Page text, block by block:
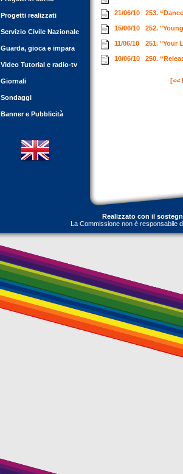
Progetti realizzati
Servizio Civile Nazionale
Guarda, gioca e impara
Video Tutorial e radio-tv
Giornali
Sondaggi
Banner e Pubblicità
21/06/10 253.
15/06/10 252.
11/06/10 251. "Your
10/06/10 250.
[<<
Realizzato con il
La Commissione non è responsabile